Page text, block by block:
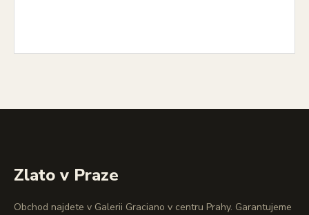
Zlato v Praze
Obchod najdete v Galerii Graciano v centru Prahy. Garantujeme